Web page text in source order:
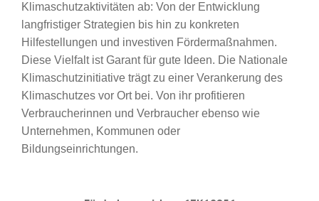
Klimaschutzaktivitäten ab: Von der Entwicklung
langfristiger Strategien bis hin zu konkreten
Hilfestellungen und investiven Fördermaßnahmen.
Diese Vielfalt ist Garant für gute Ideen. Die Nationale
Klimaschutzinitiative trägt zu einer Verankerung des
Klimaschutzes vor Ort bei. Von ihr profitieren
Verbraucherinnen und Verbraucher ebenso wie
Unternehmen, Kommunen oder
Bildungseinrichtungen.